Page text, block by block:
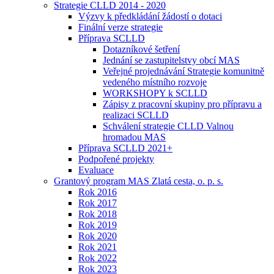
Strategie CLLD 2014 - 2020
Výzvy k předkládání žádostí o dotaci
Finální verze strategie
Příprava SCLLD
Dotazníkové šetření
Jednání se zastupitelstvy obcí MAS
Veřejné projednávání Strategie komunitně
vedeného místního rozvoje
WORKSHOPY k SCLLD
Zápisy z pracovní skupiny pro přípravu a
realizaci SCLLD
Schválení strategie CLLD Valnou
hromadou MAS
Příprava SCLLD 2021+
Podpořené projekty
Evaluace
Grantový program MAS Zlatá cesta, o. p. s.
Rok 2016
Rok 2017
Rok 2018
Rok 2019
Rok 2020
Rok 2021
Rok 2022
Rok 2023